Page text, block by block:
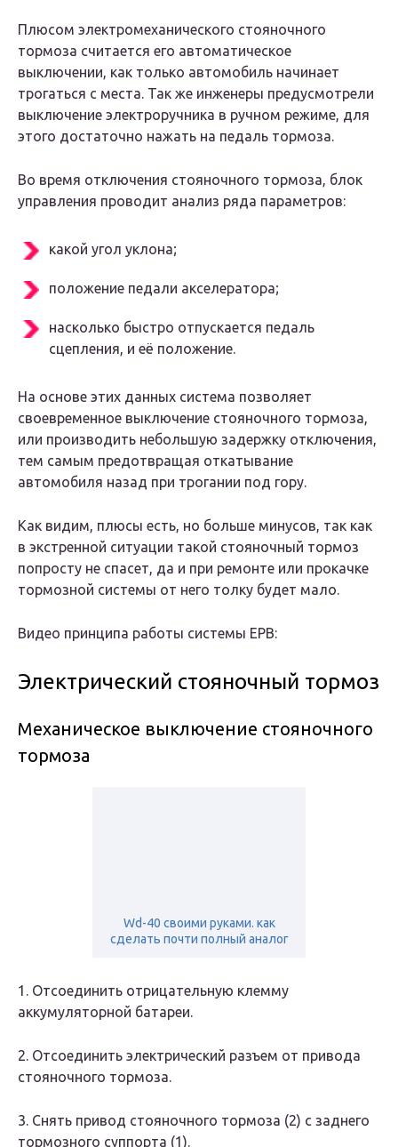
Плюсом электромеханического стояночного
тормоза считается его автоматическое
выключении, как только автомобиль начинает
трогаться с места. Так же инженеры предусмотрели
выключение электроручника в ручном режиме, для
этого достаточно нажать на педаль тормоза.
Во время отключения стояночного тормоза, блок
управления проводит анализ ряда параметров:
какой угол уклона;
положение педали акселератора;
насколько быстро отпускается педаль
сцепления, и её положение.
На основе этих данных система позволяет
своевременное выключение стояночного тормоза,
или производить небольшую задержку отключения,
тем самым предотвращая откатывание
автомобиля назад при трогании под гору.
Как видим, плюсы есть, но больше минусов, так как
в экстренной ситуации такой стояночный тормоз
попросту не спасет, да и при ремонте или прокачке
тормозной системы от него толку будет мало.
Видео принципа работы системы EPB:
Электрический стояночный тормоз
Механическое выключение стояночного
тормоза
Wd-40 своими руками. как
сделать почти полный аналог
1. Отсоединить отрицательную клемму
аккумуляторной батареи.
2. Отсоединить электрический разъем от привода
стояночного тормоза.
3. Снять привод стояночного тормоза (2) с заднего
тормозного суппорта (1).